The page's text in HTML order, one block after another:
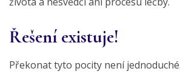
Řešení existuje!
Překonat tyto pocity není